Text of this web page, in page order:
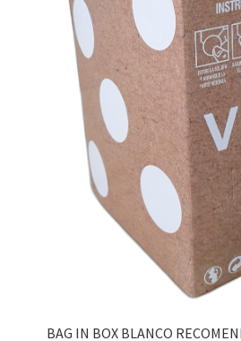
BAG IN BOX BLANCO